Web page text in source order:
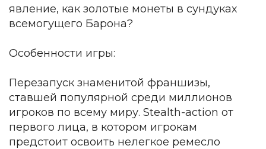
явление, как золотые монеты в сундуках
всемогущего Барона?
Особенности игры:
Перезапуск знаменитой франшизы,
ставшей популярной среди миллионов
игроков по всему миру. Stealth-action от
первого лица, в котором игрокам
предстоит освоить нелегкое ремесло